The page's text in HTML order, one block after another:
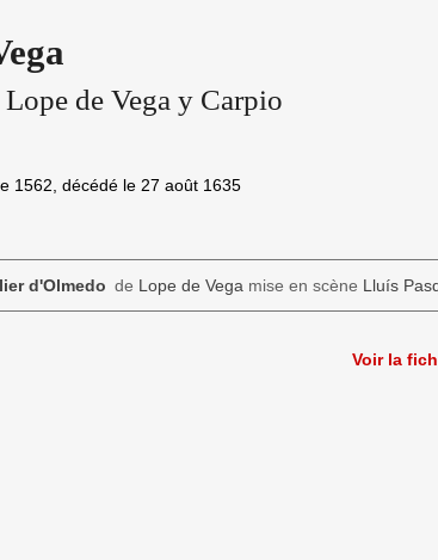
de Vega y Carpio
1562 , décédé le 27 août 1635
d'Olmedo de Lope de Vegamise en scène Lluís
Voir la